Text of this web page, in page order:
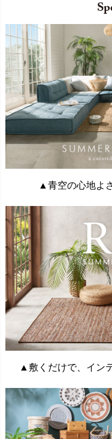
▲青空の心地よ
▲敷くだけで、イン